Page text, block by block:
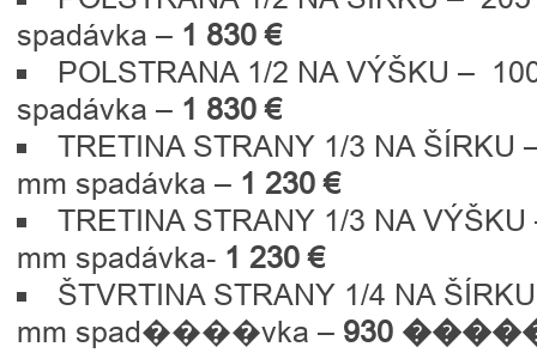
spadávka – 1 830 €
POLSTRANA 1/2 NA VÝŠKU –
spadávka – 1 830 €
TRETINA STRANY 1/3 NA ŠÍRKU
mm spadávka – 1 230 €
TRETINA STRANY 1/3 NA
mm spadávka- 1 230 €
ŠTVRTINA STRANY 1/4 NA
mm spad����vka – 930